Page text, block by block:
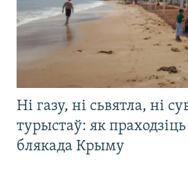
Ні газу, ні сьвятла, ні
турыстаў: як
блякада Крыму